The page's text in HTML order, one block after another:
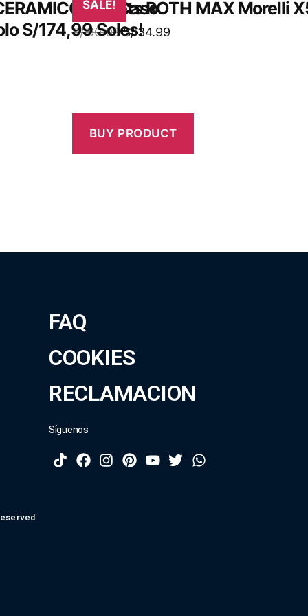
01 Caso
S/174,99 Soles!
SALE!
Brackets ROTH MAX Morelli
S/90.00 S/34.99
BUY PRODUCT
FAQ
COOKIES
RECLAMACION
Síguenos